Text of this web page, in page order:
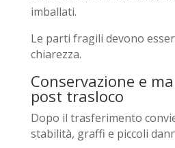
imballati.
Le parti fragili devono
chiarezza.
Conservazione e
post trasloco
Dopo il trasferimento
stabilità, graffi e piccoli